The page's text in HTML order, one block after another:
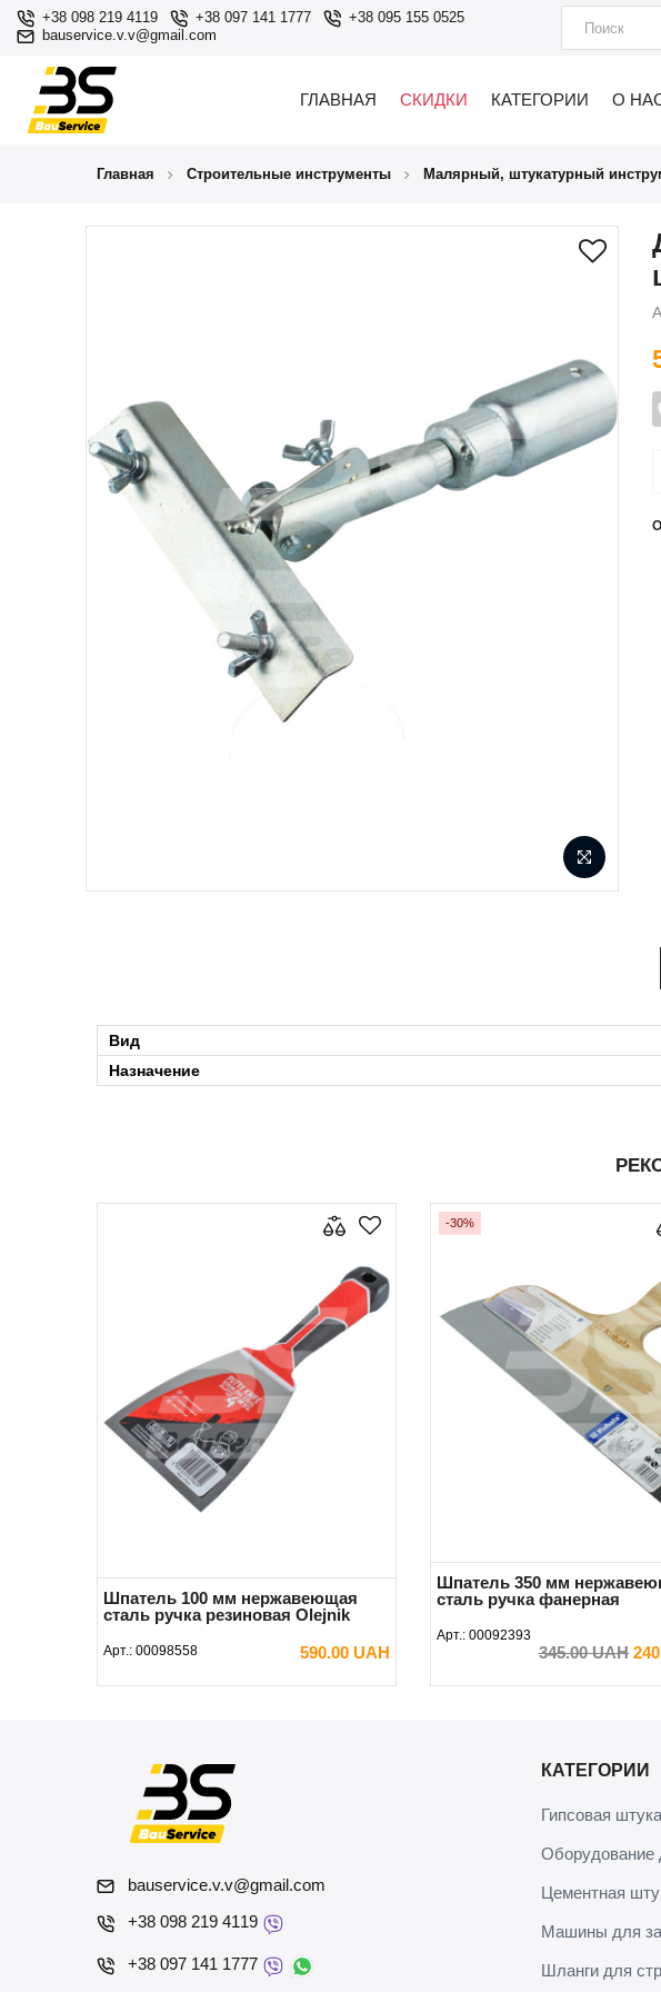
+38 098 219 4119 +38 097 141 1777
+38 095 155 0525
bauservice.v.v@gmail.com
ГЛАВНАЯ СКИДКИ КАТЕГОРИИ О
Главная Строительные инструменты Малярный, штукатурный
Вид
Назначение
Шпатель 100 мм нержавеющая
сталь ручка резиновая Olejnik
Арт.: 00098558 590.00 UAH
В КОРЗИНУ
-30%
Шпатель 350 мм
сталь ручка фанерная
Арт.: 00092393
345.00 UAH
В КОРЗИНУ
bauservice.v.v@gmail.com
+38 098 219 4119
+38 097 141 1777
КАТЕГОРИИ
Гипсовая
Оборудование
Цементная
Машины для
Шланги для